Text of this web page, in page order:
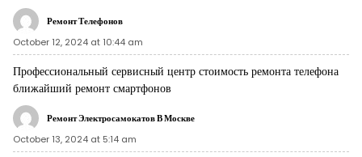
Ремонт Телефонов
October 12, 2024 at 10:44 am
Профессиональный сервисный центр стоимость ремонта телефона
ближайший ремонт смартфонов
Ремонт Электросамокатов В Москве
October 13, 2024 at 5:14 am